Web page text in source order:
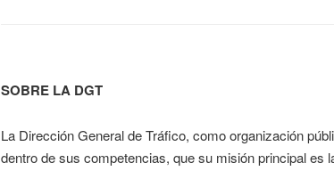
SOBRE LA DGT
La Dirección General de Tráfico, como organización
dentro de sus competencias, que su misión principal es